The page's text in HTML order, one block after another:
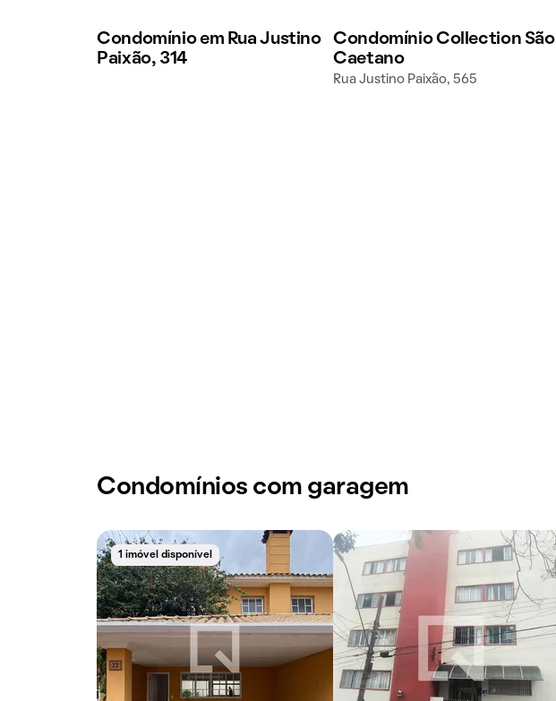
Condomínio em Rua Justino
Paixão, 314
Condomínio Collection São
Caetano
Rua Justino Paixão, 565
Condomínios com garagem
1 imóvel disponível